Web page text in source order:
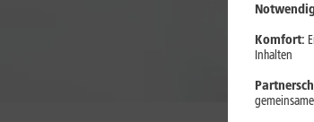
Komfort:
Inhalten